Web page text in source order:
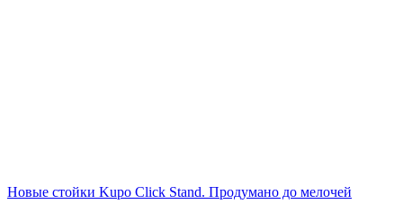
Новые стойки Kupo Click Stand. Продумано до мелочей